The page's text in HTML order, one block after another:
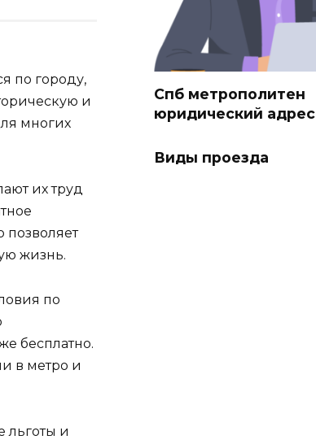
по городу,
и
многих
их труд
позволяет
жизнь.
по
бесплатно.
в метро и
льготы и
Спб метрополитен
юридический адрес
Виды проезда